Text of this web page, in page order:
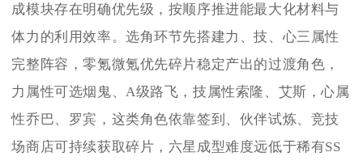
成模块存在明确优先级，按顺序推进能最大化材料与
体力的利用效率。选角环节先搭建力、技、心三属性
完整阵容，零氪微氪优先碎片稳定产出的过渡角色，
力属性可选烟鬼、A级路飞，技属性索隆、艾斯，心属
性乔巴、罗宾，这类角色依靠签到、伙伴试炼、竞技
场商店可持续获取碎片，六星成型难度远低于稀有SS